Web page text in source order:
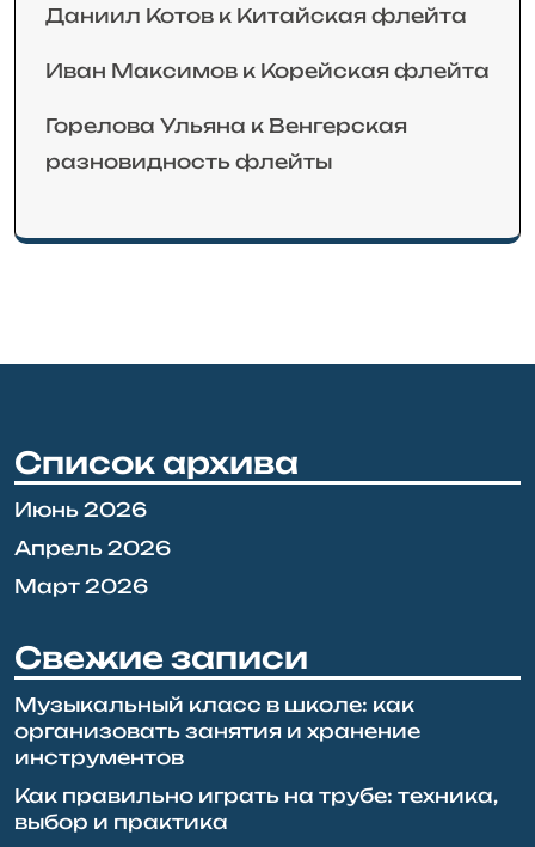
Даниил Котов к Китайская флейта
Иван Максимов к Корейская флейта
Горелова Ульяна к Венгерская
разновидность флейты
Список архива
Июнь 2026
Апрель 2026
Март 2026
Свежие записи
Музыкальный класс в школе: как
организовать занятия и хранение
инструментов
Как правильно играть на трубе: техника,
выбор и практика